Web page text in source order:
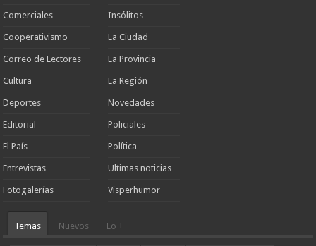
Comerciales
Cooperativismo
Correo de Lectores
Cultura
Deportes
Editorial
El País
Entrevistas
Fotogalerías
Insólitos
La Ciudad
La Provincia
La Región
Novedades
Policiales
Política
Ultimas noticias
Visperhumor
Temas Nuevos Lo +